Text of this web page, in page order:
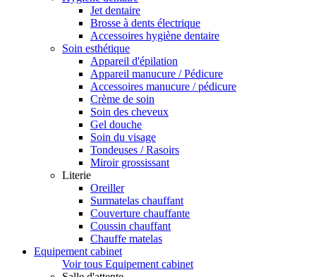
Jet dentaire
Brosse à dents électrique
Accessoires hygiène dentaire
Soin esthétique
Appareil d'épilation
Appareil manucure / Pédicure
Accessoires manucure / pédicure
Crème de soin
Soin des cheveux
Gel douche
Soin du visage
Tondeuses / Rasoirs
Miroir grossissant
Literie
Oreiller
Surmatelas chauffant
Couverture chauffante
Coussin chauffant
Chauffe matelas
Equipement cabinet
Voir tous Equipement cabinet